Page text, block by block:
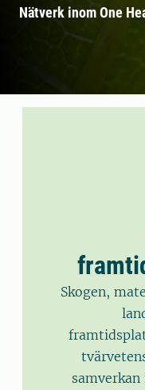
Nätverk inom One
Skogen,